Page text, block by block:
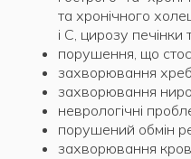
та хронічного
і С, цирозу печінки
порушення, що
захворювання
захворювання
неврологічні
порушений обмін
захворювання